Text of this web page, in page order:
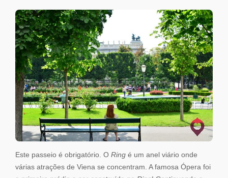
Este passeio é obrigatório. O Ring é um anel viário onde
várias atrações de Viena se concentram. A famosa Ópera foi